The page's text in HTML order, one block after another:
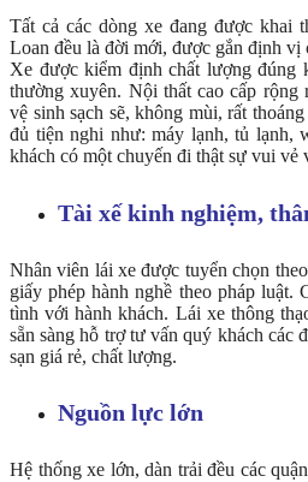
Tất cả các dòng xe đang được khai
Loan đều là đời mới, được gắn định vị
Xe được kiểm định chất lượng đúng
thường xuyên. Nội thất cao cấp rộng
vệ sinh sạch sẽ, không mùi, rất
đủ tiện nghi như: máy lạnh, tủ lạnh,
khách có một chuyến đi thật sự vui vẻ
Tài xế kinh nghiệm,
Nhân viên lái xe được tuyển chọn
giấy phép hành nghề theo pháp luật.
tình với hành khách. Lái xe thông
sẵn sàng hỗ trợ tư vấn quý khách các
sạn giá rẻ, chất lượng.
Nguồn lực lớn
Hệ thống xe lớn, dàn trải đều các